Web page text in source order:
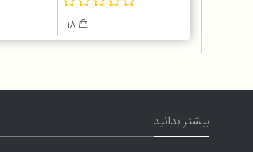
بیشتر بدانید